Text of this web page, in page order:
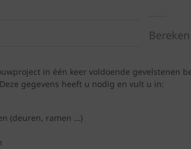
in één keer voldoende gevelstenen
gegevens heeft u nodig en vult u in:
(deuren, ramen …)